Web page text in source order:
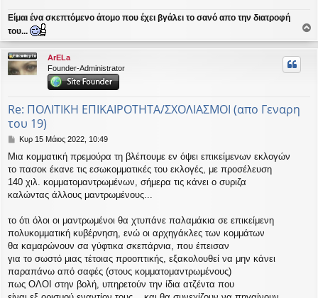
Είμαι ένα σκεπτόμενο άτομο που έχει βγάλει το σανό απο την διατροφή
του...
ρ
ArELa
Founder-Administrator
Re: ΠΟΛΙΤΙΚΗ ΕΠΙΚΑΙΡΟΤΗΤΑ/ΣΧΟΛΙΑΣΜΟΙ (απο Γεναρη
του 19)
Δ
μ
ο
σ
ί
σ
η
Κυρ 15 Μάιος 2022, 10:49
Μια κομματική πρεμούρα τη βλέπουμε εν όψει επικείμενων εκλογών
το πασοκ έκανε τις εσωκομματικές του εκλογές, με προσέλευση
140 χιλ. κομματομαντρωμένων, σήμερα τις κάνει ο συριζα
καλώντας άλλους μαντρωμένους...
το ότι όλοι οι μαντρωμένοι θα χτυπάνε παλαμάκια σε επικείμενη
πολυκομματική κυβέρνηση, ενώ οι αρχηγάκλες των κομμάτων
θα καμαρώνουν σα γύφτικα σκεπάρνια, που έπεισαν
για το σωστό μιας τέτοιας προοπτικής, εξακολουθεί να μην κάνει
παραπάνω από σαφές (στους κομματομαντρωμένους)
πως ΟΛΟΙ στην βολή, υπηρετούν την ίδια ατζέντα που